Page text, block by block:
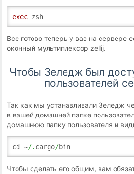
exec zsh
Все готово теперь у вас на сервере
оконный мультиплексор zellij.
Чтобы Зеледж был
пользователей
Так как мы устанавливали Зеледж
в вашей домашней папке
домашнюю папку пользователя и
cd ~/. cargo/bin
Чтобы сделать его общим, вам